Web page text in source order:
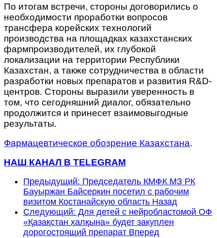
По итогам встречи, стороны договорились о
необходимости проработки вопросов
трансфера корейских технологий
производства на площадках казахстанских
фармпроизводителей, их глубокой
локализации на территории Республики
Казахстан, а также сотрудничества в области
разработки новых препаратов и развития R&D-
центров. Стороны выразили уверенность в
том, что сегодняшний диалог, обязательно
продолжится и принесет взаимовыгодные
результаты.
Фармацевтическое обозрение Казахстана.
НАШ КАНАЛ В TELEGRAM
Предыдущий: Председатель КМФК МЗ РК
Бауыржан Байсеркин посетил с рабочим
визитом Костанайскую область Назад
Следующий: Для детей с нейробластомой ОФ
«Қазақстан халқына» будет закуплен
дорогостоящий препарат Вперед